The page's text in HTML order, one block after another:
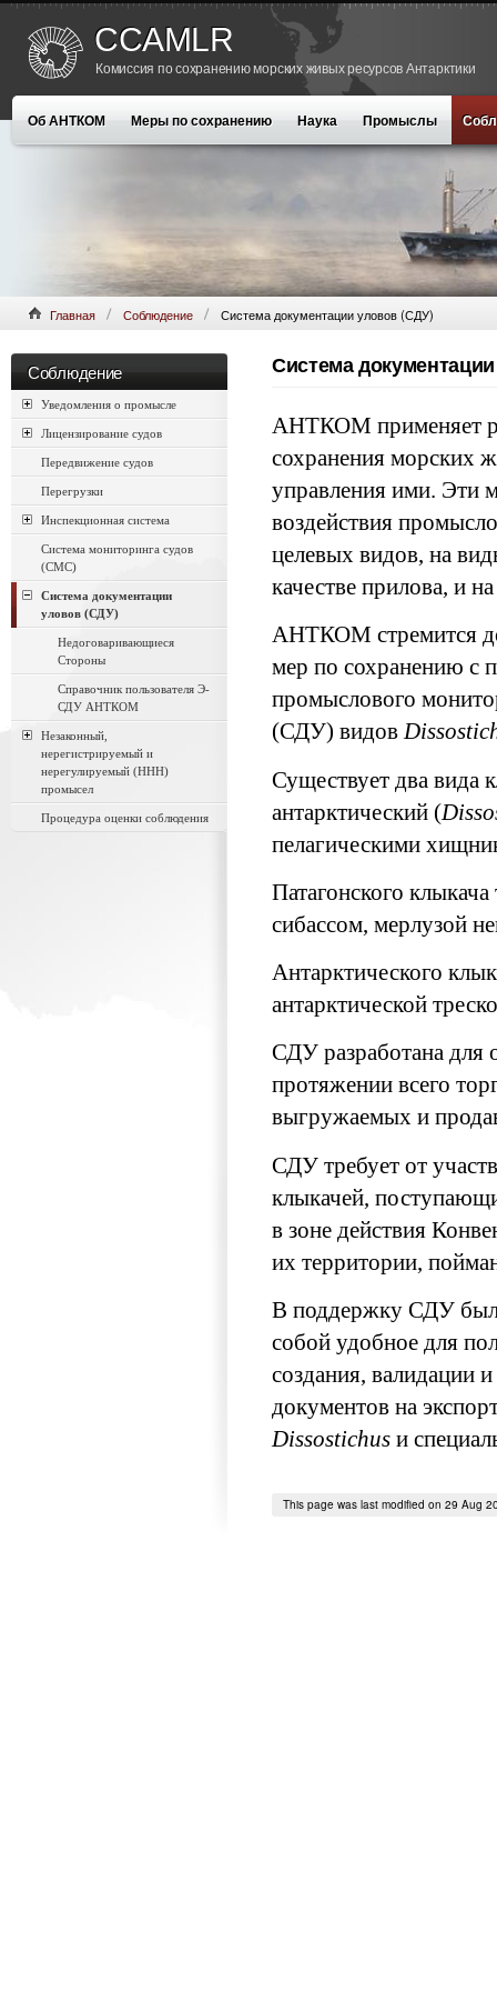
CCAMLR
Комиссия по сохранению морских живых ресурсов Антарктики
Об АНТКОМ Меры по сохранению Наука Промыслы
Главная Соблюдение Система документации уловов (СДУ)
Соблюдение
Уведомления о промысле
Лицензирование судов
Передвижение судов
Перегрузки
Инспекционная система
Система мониторинга судов
(СМС)
Система документации
уловов (СДУ)
Недоговаривающиеся
Стороны
Справочник пользователя Э-
СДУ АНТКОМ
Незаконный,
нерегистрируемый и
нерегулируемый (ННН)
промысел
Процедура оценки соблюдения
Система
АНТКОМ применяет
сохранения морских
управления ими. Эти
воздействия
целевых видов, на
качестве прилова, и
АНТКОМ стремится
мер по сохранению с
промыслового
(СДУ) видов
Существует два вида
антарктический (
пелагическими
Патагонского
сибассом, мерлузой
Антарктического
антарктической
СДУ разработана для
протяжении всего
выгружаемых и
СДУ требует от
клыкачей,
в зоне действия
их территории,
В поддержку СДУ
собой удобное для
создания, валидации
документов на
Dissostichus и
This page was last modified on 29 Aug